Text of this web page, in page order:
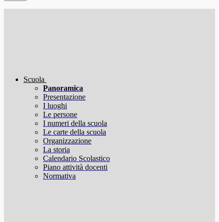
Scuola
Panoramica
Presentazione
I luoghi
Le persone
I numeri della scuola
Le carte della scuola
Organizzazione
La storia
Calendario Scolastico
Piano attività docenti
Normativa